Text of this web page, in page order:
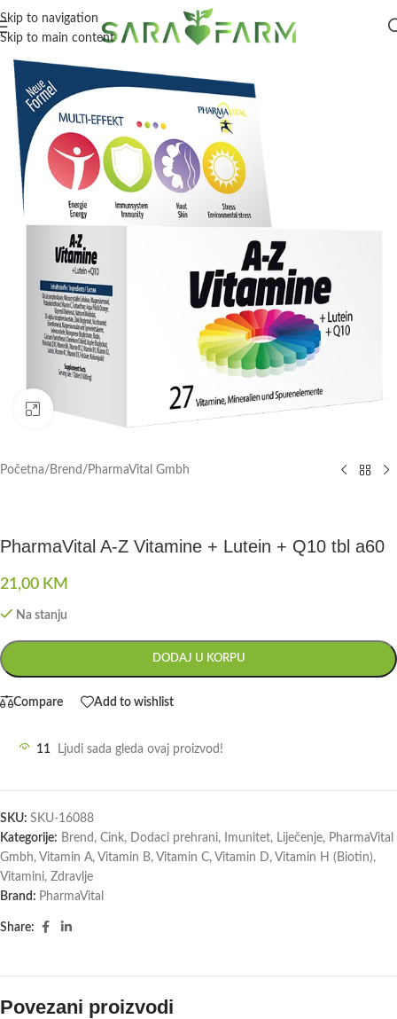
Skip to navigation
Skip to main content
Click to enlarge
Početna/ Brend / PharmaVital Gmbh
PharmaVital A-Z Vitamine + Lutein + Q10 tbl a60
21,00 KM
Na stanju
DODAJ U KORPU
Compare Add to wishlist
11 Ljudi sada gleda ovaj proizvod!
SKU: SKU-16088
Kategorije: Brend , Cink, Dodaci prehrani, Imunitet, Liječenje, PharmaVital
Gmbh, Vitamin A, Vitamin B, Vitamin C, Vitamin D, Vitamin H (Biotin),
Vitamini, Zdravlje
Brand: PharmaVital
Share:
Povezani proizvodi